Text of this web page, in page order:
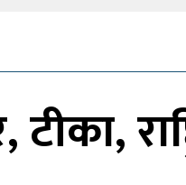
टीका,